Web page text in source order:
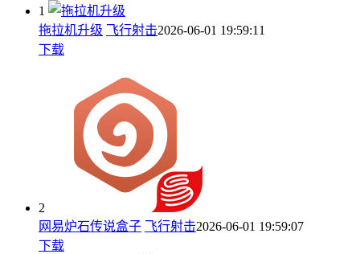
1
拖拉机升级 飞行射击2026-06-01 19:59:11
下载
2
网易炉石传说盒子 飞行射击2026-06-01 19:59:07
下载